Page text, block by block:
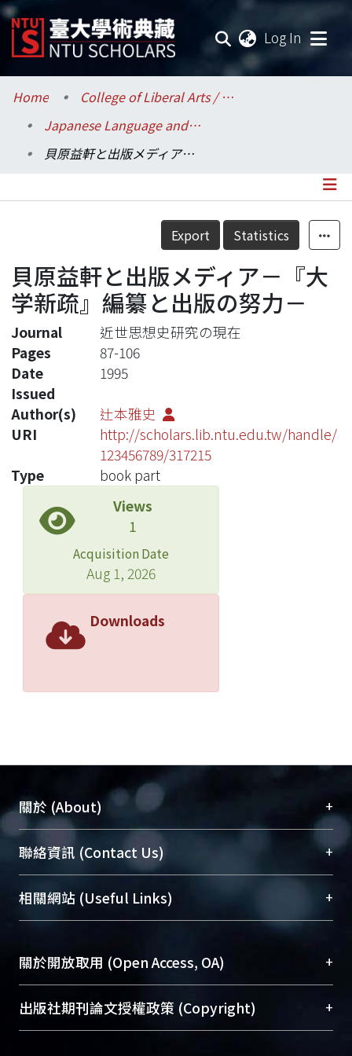
Log In
Communities & Collections
Research Outputs
Statistics
Home
College of Liberal Arts / 文學院
Japanese Language and Literature / 日本語文學系
貝原益軒と出版メディア－『大学新疏』編纂と出版の努力－
Details
Export Statistics
貝原益軒と出版メディア－『大
学新疏』編纂と出版の努力－
Journal
近世思想史研究の現在
Pages
87-106
Date
Issued
1995
Author(s)
辻本雅史
URI
http://scholars.lib.ntu.edu.tw/handle/
123456789/317215
Type
book part
Views
1
Acquisition Date
Aug 1, 2026
Downloads
關於 (About) +
臺大位居世界頂尖大學之列，為永久珍藏及向國際
展現本校豐碩的研究成果及學術能量，圖書館整合
機構典藏（NTUR）與學術庫（AH）不同功能平
台，成為臺大學術典藏NTU scholars。期能整合研
究能量、促進交流合作、保存學術產出、推廣研究
成果。
To permanently archive and promote researcher
profiles and scholarly works, Library integrates the
services of “NTU Repository” with “Academic
聯絡資訊 (Contact Us) +
總館學科館員(Main Library)
醫學圖書館學科館員(Medical Library)
(Social
Sciences Library)
相關網站 (Useful Links) +
關於開放取用 (Open Access, OA) +
開放取用是從使用者角度提升資訊取用性的社會運
動，應用在學術研究上是透過將研究著作公開供使
出版社期刊論文授權政策 (Copyright) +